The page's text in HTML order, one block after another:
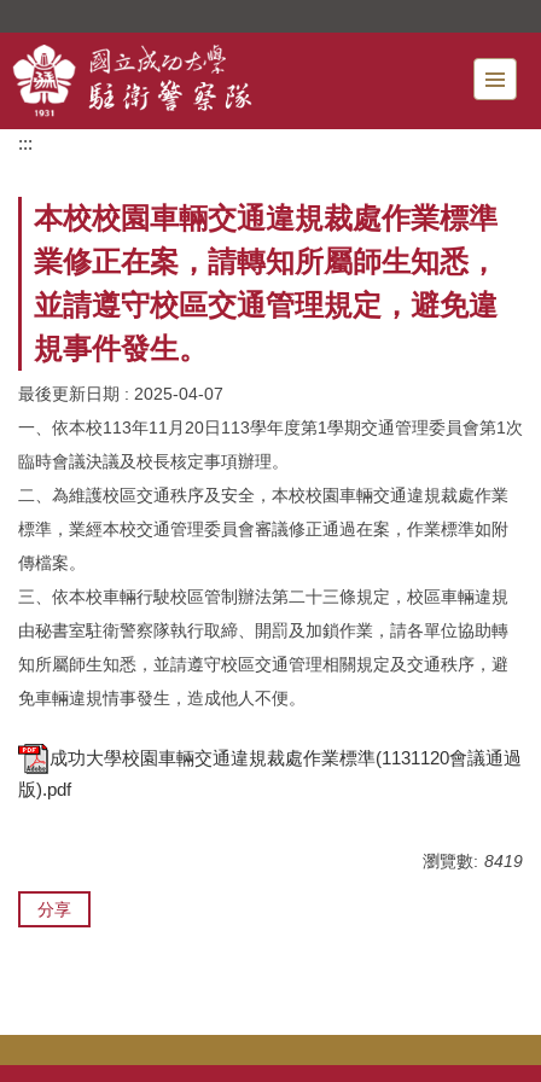
主
要
內
:::
本校校園車輛交通違規裁處作業標準
業修正在案，請轉知所屬師生知悉，
並請遵守校區交通管理規定，避免違
規事件發生。
最後更新日期 : 2025-04-07
一、依本校113年11月20日113學年度第1學期交通管理委員會第1次
臨時會議決議及校長核定事項辦理。
二、為維護校區交通秩序及安全，本校校園車輛交通違規裁處作業
標準，業經本校交通管理委員會審議修正通過在案，作業標準如附
傳檔案。
三、依本校車輛行駛校區管制辦法第二十三條規定，校區車輛違規
由秘書室駐衛警察隊執行取締、開罰及加鎖作業，請各單位協助轉
知所屬師生知悉，並請遵守校區交通管理相關規定及交通秩序，避
免車輛違規情事發生，造成他人不便。
成功大學校園車輛交通違規裁處作業標準(1131120會議通過
版).pdf
瀏覽數: 8419
分享